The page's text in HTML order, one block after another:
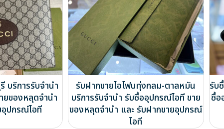
บริการรับจำนำ
ของหลุดจำนำ
อุปกรณ์ไอที
รับฝากขายไอโฟนทุ่งกลม-ตาลหมัน
บริการรับจำนำ รับซื้ออุปกรณ์ไอที ขาย
ของหลุดจำนำ และ รับฝากขายอุปกรณ์
ไอที
รับ
ซื้อ